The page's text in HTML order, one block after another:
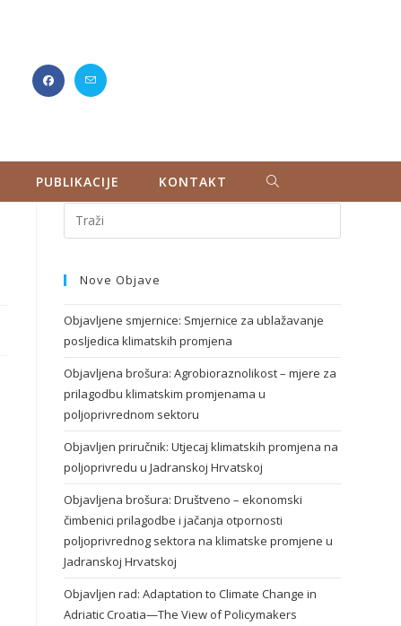
PUBLIKACIJE KONTAKT
Nove Objave
Objavljene smjernice: Smjernice za ublažavanje
posljedica klimatskih promjena
Objavljena brošura: Agrobioraznolikost – mjere za
prilagodbu klimatskim promjenama u
poljoprivrednom sektoru
Objavljen priručnik: Utjecaj klimatskih promjena na
poljoprivredu u Jadranskoj Hrvatskoj
Objavljena brošura: Društveno – ekonomski
čimbenici prilagodbe i jačanja otpornosti
poljoprivrednog sektora na klimatske promjene u
Jadranskoj Hrvatskoj
Objavljen rad: Adaptation to Climate Change in
Adriatic Croatia—The View of Policymakers